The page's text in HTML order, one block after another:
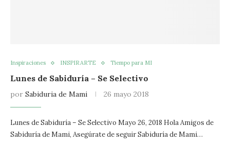
Inspiraciones INSPIRARTE Tiempo para MI
Lunes de Sabiduría – Se Selectivo
por Sabiduria de Mami 26 mayo 2018
Lunes de Sabiduría – Se Selectivo Mayo 26, 2018 Hola Amigos de
Sabiduría de Mami, Asegúrate de seguir Sabiduría de Mami…